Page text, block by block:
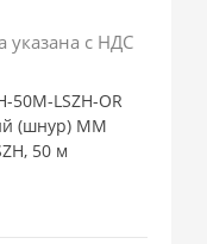
указана с НДС
50M-LSZH-OR
(шнур) MM
50 м